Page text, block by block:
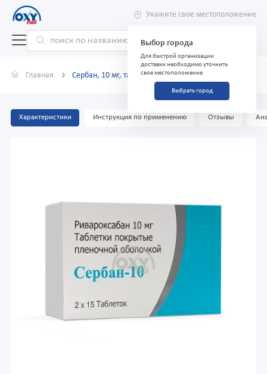
Укажите свое местоположение
Выбор города
Для быстрой организации
доставки необходимо уточнить
свое местоположение
Выбрать город
Главная Сербан, 10 мг, таблетки №30
Характеристики Инструкция по применению Отзывы